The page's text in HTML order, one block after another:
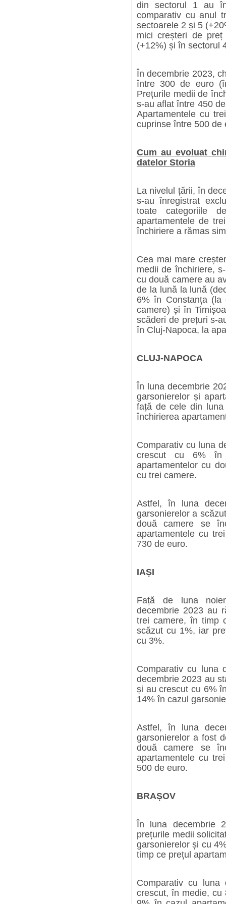
din sectorul 1 au
comparativ cu anul
sectoarele 2 și 5
mici creșteri de
(+12%) și în sectorul
În decembrie 2023,
între 300 de euro
Prețurile medii de
s-au aflat între 450
Apartamentele cu
cuprinse între 500 de
Cum au evoluat
datelor Storia
La nivelul țării, în
s-au înregistrat
toate categoriile
apartamentele de
închiriere a rămas
Cea mai mare
medii de închiriere,
cu două camere au
de la lună la lună
6% în Constanța (la
camere) și în
scăderi de prețuri s-
în Cluj-Napoca, la
CLUJ-NAPOCA
În luna decembrie
garsonierelor și
față de cele din
închirierea
Comparativ cu luna
crescut cu 6% în
apartamentelor cu
cu trei camere.
Astfel, în luna
garsonierelor a
două camere se
apartamentele cu
730 de euro.
IAȘI
Față de luna
decembrie 2023 au
trei camere, în timp
scăzut cu 1%, iar
cu 3%.
Comparativ cu luna
decembrie 2023 au
și au crescut cu 6%
14% în cazul
Astfel, în luna
garsonierelor a fost
două camere se
apartamentele cu
500 de euro.
BRAȘOV
În luna decembrie
prețurile medii
garsonierelor și cu
timp ce prețul
Comparativ cu luna
crescut, în medie, cu